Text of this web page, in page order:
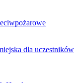
dla uczestników